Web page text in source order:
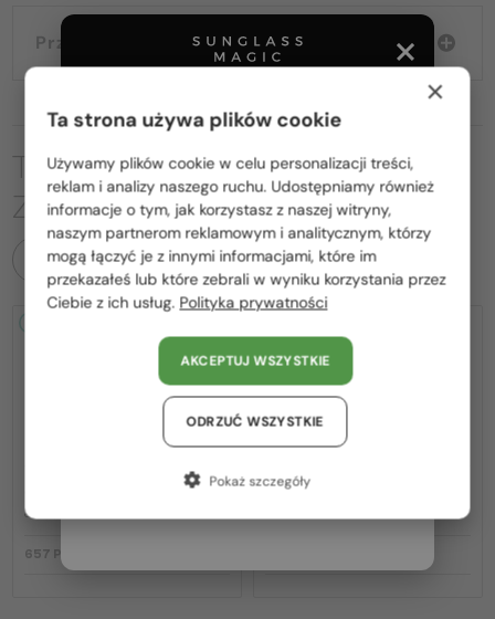
Przewodnik wyborczy
TO MOŻE CIĘ RÓWNIEŻ
ZAINTERESOWAĆ
WSZYSTKIE PRODUKTY
Sončna očala
JC4012 - 300613 - 60
657 PLN
Jimmy Choo
Proszę wybierz z listy odpowiedni dla Ciebie kraj:
Polska / PL
România / RO
Magyarország / HU
United Arab Emirates / EN
Austria / AT
Niemcy / DE
Włochy / IT
×
Ta strona używa plików cookie
Używamy plików cookie w celu personalizacji treści,
reklam i analizy naszego ruchu. Udostępniamy również
informacje o tym, jak korzystasz z naszej witryny,
naszym partnerom reklamowym i analitycznym, którzy
mogą łączyć je z innymi informacjami, które im
przekazałeś lub które zebrali w wyniku korzystania przez
Ciebie z ich usług. Polityka prywatności
AKCEPTUJ WSZYSTKIE
ODRZUĆ WSZYSTKIE
Pokaż szczegóły